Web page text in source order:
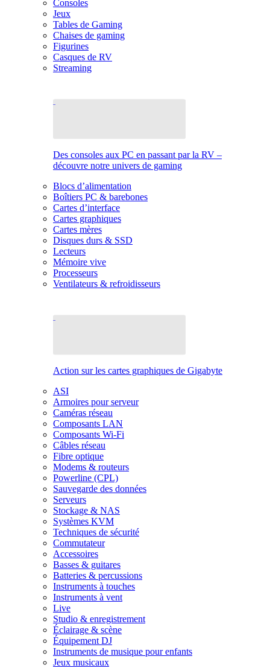
Consoles
Jeux
Tables de Gaming
Chaises de gaming
Figurines
Casques de RV
Streaming
Des consoles aux PC en passant par la RV –
découvre notre univers de gaming
Blocs d’alimentation
Boîtiers PC & barebones
Cartes d’interface
Cartes graphiques
Cartes mères
Disques durs & SSD
Lecteurs
Mémoire vive
Processeurs
Ventilateurs & refroidisseurs
Action sur les cartes graphiques de Gigabyte
ASI
Armoires pour serveur
Caméras réseau
Composants LAN
Composants Wi-Fi
Câbles réseau
Fibre optique
Modems & routeurs
Powerline (CPL)
Sauvegarde des données
Serveurs
Stockage & NAS
Systèmes KVM
Techniques de sécurité
Commutateur
Accessoires
Basses & guitares
Batteries & percussions
Instruments à touches
Instruments à vent
Live
Studio & enregistrement
Éclairage & scène
Équipement DJ
Instruments de musique pour enfants
Jeux musicaux